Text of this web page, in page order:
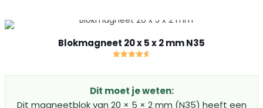
Blokmagneet 20 x 5 x 2 mm N35
uit 5
Dit moet je weten:
Dit magneetblok van 20 × 5 × 2 mm (N35) heeft een